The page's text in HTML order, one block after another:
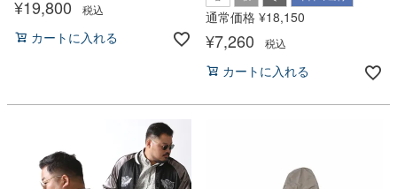
¥19,800 税込
カートに入れる
通常価格 ¥18,150
¥7,260 税込
カートに入れる